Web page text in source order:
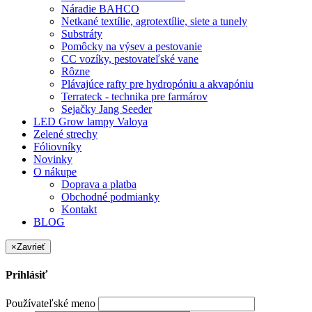
Náradie BAHCO
Netkané textílie, agrotextílie, siete a tunely
Substráty
Pomôcky na výsev a pestovanie
CC vozíky, pestovateľské vane
Rôzne
Plávajúce rafty pre hydropóniu a akvapóniu
Terrateck - technika pre farmárov
Sejačky Jang Seeder
LED Grow lampy Valoya
Zelené strechy
Fóliovníky
Novinky
O nákupe
Doprava a platba
Obchodné podmianky
Kontakt
BLOG
×Zavrieť
Prihlásiť
Používateľské meno